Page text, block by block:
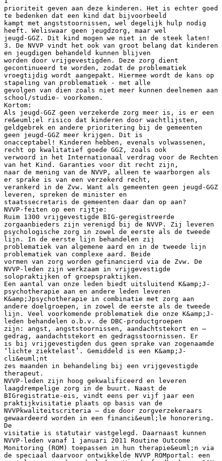
prioriteit geven aan deze kinderen. Het is echter goed
te bedenken dat een kind dat bijvoorbeeld
kampt met angststoornissen, wel degelijk hulp nodig
heeft. Weliswaar geen jeugdzorg, maar wel
jeugd-GGZ. Dit kind mogen we niet in de steek laten!
3. De NVVP vindt het ook van groot belang dat kinderen
en jeugdigen behandeld kunnen blijven
worden door vrijgevestigden. Deze zorg dient
gecontinueerd te worden, zodat de problematiek
vroegtijdig wordt aangepakt. Hiermee wordt de kans op
stapeling van problematiek - met alle
gevolgen van dien zoals niet meer kunnen deelnemen aan
school/studie- voorkomen.
Kortom:
Als jeugd-GGZ geen verzekerde zorg meer is, is er een
re&euml;el risico dat kinderen door wachtlijsten,
geldgebrek en andere prioritering bij de gemeenten
geen jeugd-GGZ meer krijgen. Dit is
onacceptabel! Kinderen hebben, evenals volwassenen,
recht op kwalitatief goede GGZ, zoals ook
verwoord in het Internationaal verdrag voor de Rechten
van het Kind. Garanties voor dit recht zijn,
naar de mening van de NVVP, alleen te waarborgen als
er sprake is van een verzekerd recht,
verankerd in de Zvw. Want als gemeenten geen jeugd-GGZ
leveren, spreken de minister en
staatssecretaris de gemeenten daar dan op aan?
NVVP-feiten op een rijtje:
Ruim 1300 vrijgevestigde BIG-geregistreerde
zorgaanbieders zijn verenigd bij de NVVP. Zij leveren
psychologische zorg in zowel de eerste als de tweede
lijn. In de eerste lijn behandelen zij
problematiek van algemene aard en in de tweede lijn
problematiek van complexe aard. Beide
vormen van zorg worden gefinancierd via de Zvw. De
NVVP-leden zijn werkzaam in vrijgevestigde
solopraktijken of groepspraktijken.
Een aantal van onze leden biedt uitsluitend K&amp;J-
psychotherapie aan en andere leden leveren
K&amp;Jpsychotherapie in combinatie met zorg aan
andere doelgroepen, in zowel de eerste als de tweede
lijn. Veel voorkomende problematiek die onze K&amp;J-
leden behandelen o.b.v. de DBC-productgroepen
zijn: angst, angststoornissen, aandachtstekort en –
gedrag, aandachtstekort en gedragsstoornissen. Er
is bij vrijgevestigden dus geen sprake van zogenaamde
‘lichte ziektelast’. Gemiddeld is een K&amp;J-
cli&euml;nt
zes maanden in behandeling bij een vrijgevestigde
therapeut.
NVVP-leden zijn hoog gekwalificeerd en leveren
laagdrempelige zorg in de buurt. Naast de
BIGregistratie-eis, vindt eens per vijf jaar een
praktijkvisitatie plaats op basis van de
NVVPkwaliteitscriteria – die door zorgverzekeraars
gewaardeerd worden in een financi&euml;le honorering.
De
visitatie is statutair vastgelegd. Daarnaast kunnen
NVVP-leden vanaf 1 januari 2011 Routine Outcome
Monitoring (ROM) toepassen in hun therapie&euml;n via
de speciaal daarvoor ontwikkelde NVVP ROMportal: een